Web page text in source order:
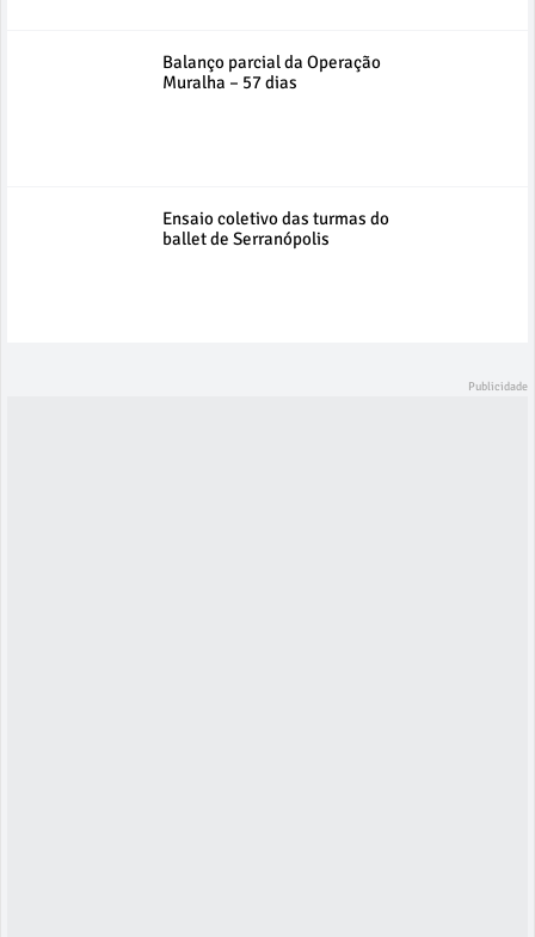
Balanço parcial da Operação
Muralha – 57 dias
Ensaio coletivo das turmas do
ballet de Serranópolis